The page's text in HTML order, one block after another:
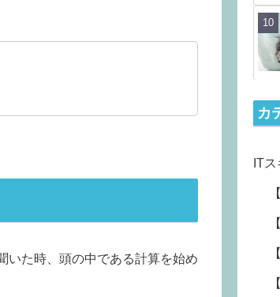
いた時、頭の中である計算を始め
カ
IT